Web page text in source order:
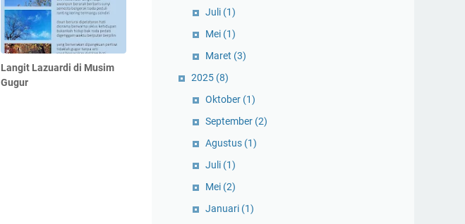
Langit Lazuardi di Musim
Gugur
Juli (1)
Mei (1)
Maret (3)
2025 (8)
Oktober (1)
September (2)
Agustus (1)
Juli (1)
Mei (2)
Januari (1)